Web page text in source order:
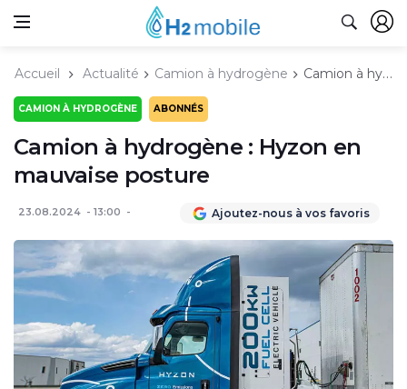
Accueil Actualité Camion à hydrogène Camion à hydrogène : Hyzon en mauvaise posture
CAMION À HYDROGÈNE ABONNÉS
Camion à hydrogène : Hyzon en
mauvaise posture
23.08.2024 13:00 Ajoutez-nous à vos favoris